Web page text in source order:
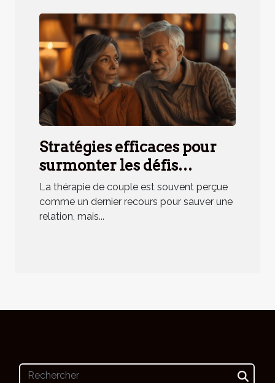
Stratégies efficaces pour
surmonter les défis
communs en thérapie de
couple
La thérapie de couple est souvent perçue
comme un dernier recours pour sauver une
relation, mais...